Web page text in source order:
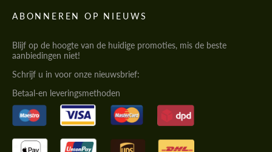
ABONNEREN OP NIEUWS
Blijf op de hoogte van de huidige promoties, mis de beste
aanbiedingen niet!
Schrijf u in voor onze nieuwsbrief:
Betaal-en leveringsmethoden